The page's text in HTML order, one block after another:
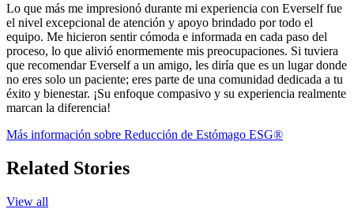
Lo que más me impresionó durante mi experiencia con Everself fue
el nivel excepcional de atención y apoyo brindado por todo el
equipo. Me hicieron sentir cómoda e informada en cada paso del
proceso, lo que alivió enormemente mis preocupaciones. Si tuviera
que recomendar Everself a un amigo, les diría que es un lugar donde
no eres solo un paciente; eres parte de una comunidad dedicada a tu
éxito y bienestar. ¡Su enfoque compasivo y su experiencia realmente
marcan la diferencia!
Más información sobre Reducción de Estómago ESG®
Related Stories
View all